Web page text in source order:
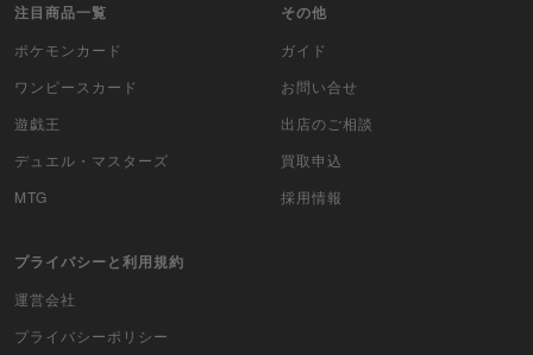
WIXOSS
WCCF
ムシキング
スポーツ
注目商品一覧
ポケモンカード
ワンピースカード
遊戯王
デュエル・マスターズ
MTG
その他
ガイド
お問い合せ
出店のご相談
買取申込
採用情報
プライバシーと利用規約
運営会社
プライバシーポリシー